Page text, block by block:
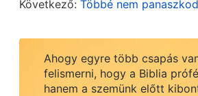
valahányszor problémák
a részletes problémákkal,
csoportfelügyelők
Következő: Többé nem
Ahogy egyre több csapás
felismerni, hogy a Biblia
hanem a szemünk előtt